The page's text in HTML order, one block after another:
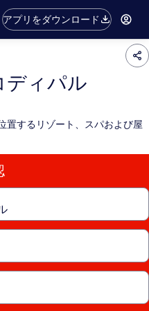
アプリをダウンロード
ディパル
置するリゾート、スパおよび屋